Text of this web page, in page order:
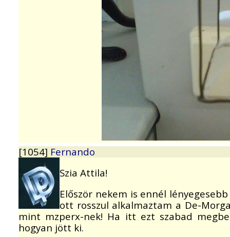
[1054] Fernando
Szia Attila!
Először nekem is ennél
ott rosszul alkalmaztam a De-
mint mzperx-nek! Ha itt ezt szabad
hogyan jött ki.